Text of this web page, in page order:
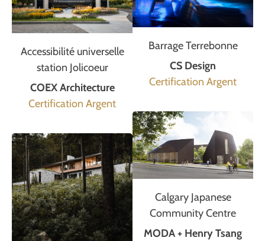
Accessibilité universelle
station Jolicoeur
COEX Architecture
Certification Argent
Barrage Terrebonne
CS Design
Certification Argent
Calgary Japanese
Community Centre
MODA + Henry Tsang